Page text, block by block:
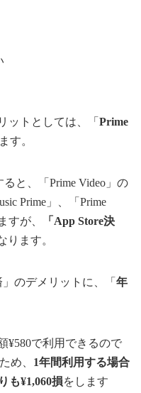
ットとしては、「 Prime
す。
と、「Prime Video」の
Prime」、「Prime
すが、
「App Store決
ります。
」のデメリットに、「 年
¥580で利用できるので
め、 1年間利用する場合
も¥1,060損をします